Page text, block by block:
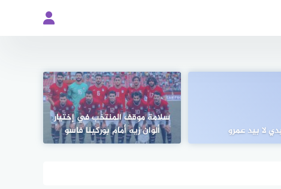
لا بيد عمرو
سلامة موقف المنتخب في إختيار
ألوان زيه أمام بوركينا فاسو